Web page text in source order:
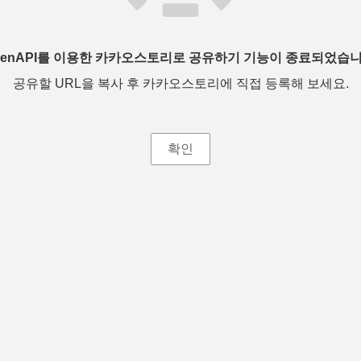
를 이용한 카카오스토리로 공유하기 기능이 종료되었습
공유할 URL을 복사 후 카카오스토리에 직접 등록해 보세요.
확인